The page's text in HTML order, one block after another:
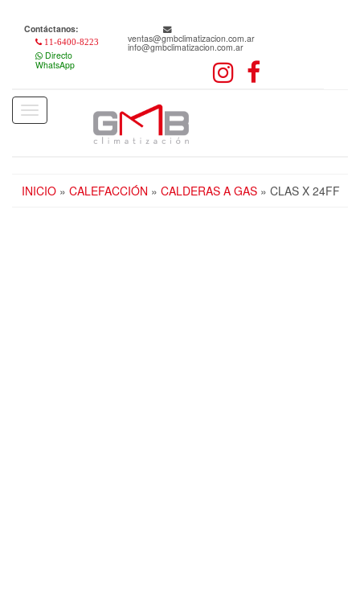
content
Contáctanos:
11-6400-8223
Directo
WhatsApp
ventas@gmbclimatizacion.com.ar
info@gmbclimatizacion.com.ar
Toggle
navigation
INICIO » CALEFACCIÓN » CALDERAS A GAS » CLAS X 24FF